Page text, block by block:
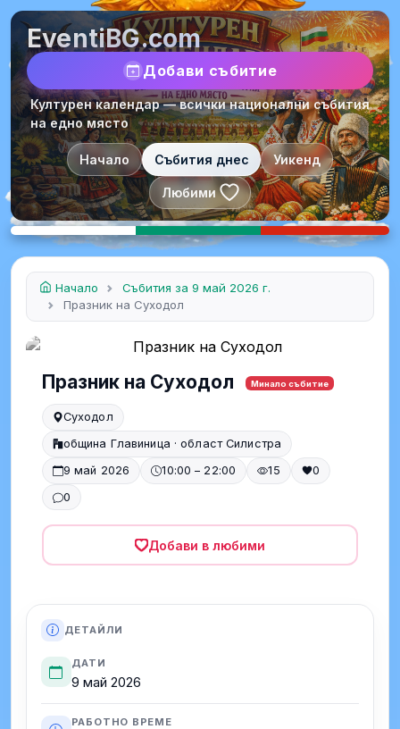
EventiBG.com
Добави събитие
Културен календар — всички национални събития
на едно място
Начало Събития днес Уикенд
Любими
Начало
Събития за 9 май 2026 г.
Празник на Суходол
Празник на Суходол Минало събитие
Суходол
община Главиница · област Силистра
9 май 2026
10:00 – 22:00 15
0
0
Добави в любими
ДЕТАЙЛИ
ДАТИ
9 май 2026
РАБОТНО ВРЕМЕ